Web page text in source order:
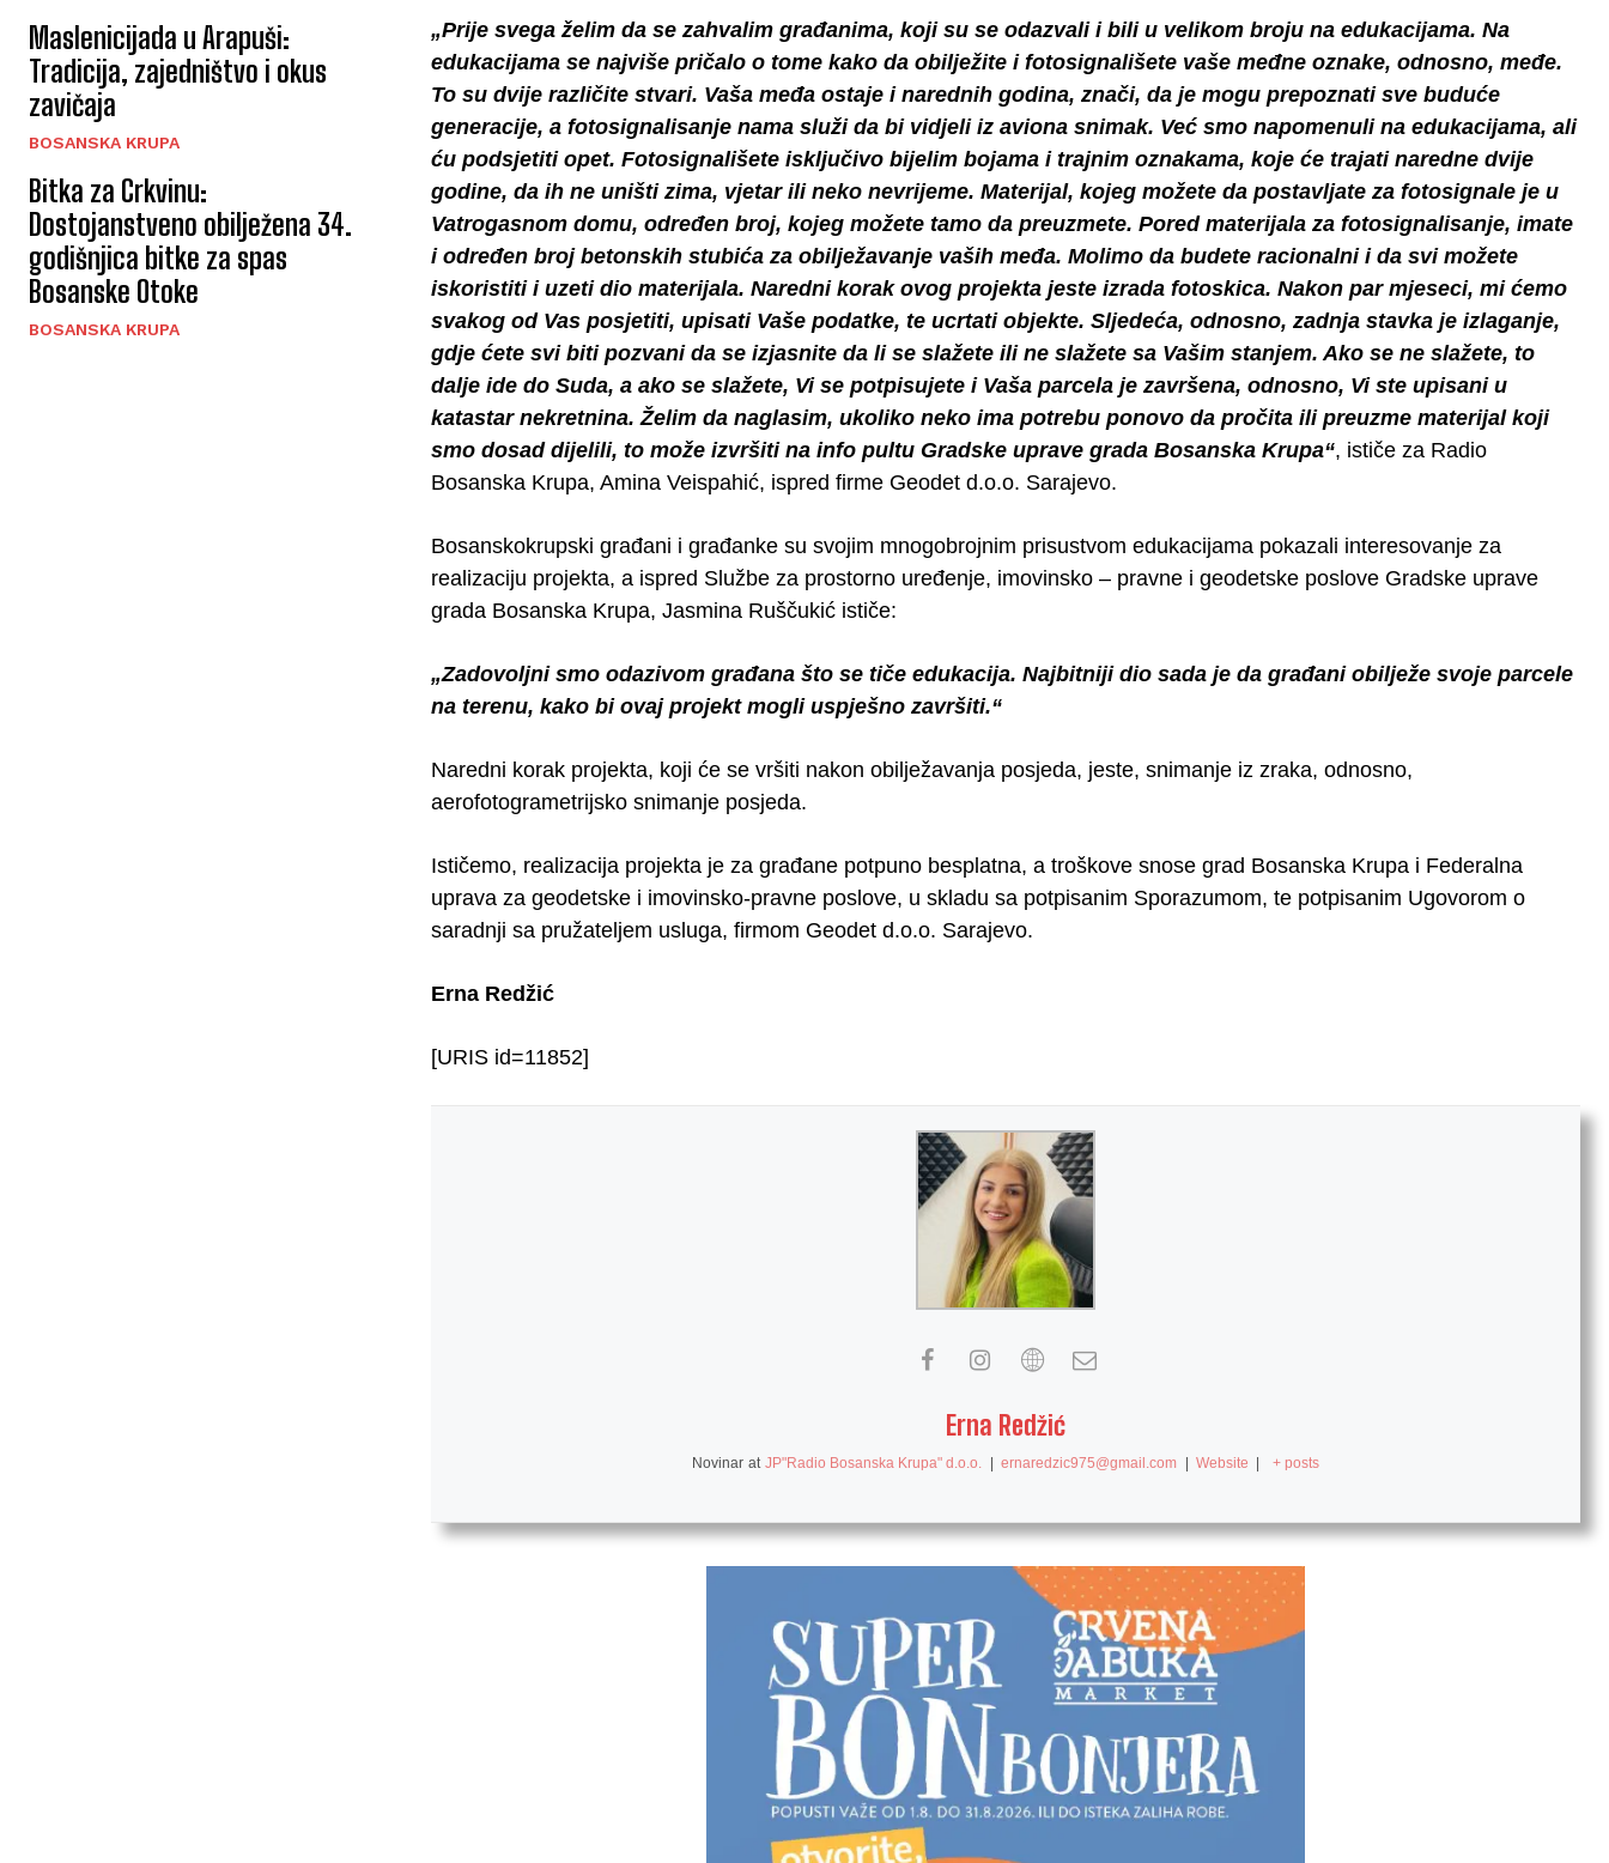
Maslenicijada u Arapuši:
Tradicija, zajedništvo i okus
zavičaja
BOSANSKA KRUPA
Bitka za Crkvinu:
Dostojanstveno obilježena 34.
godišnjica bitke za spas
Bosanske Otoke
BOSANSKA KRUPA
„Prije svega želim da se zahvalim građanima, koji su se odazvali i bili u velikom broju na edukacijama. Na
edukacijama se najviše pričalo o tome kako da obilježite i fotosignališete vaše međne oznake, odnosno, međe.
To su dvije različite stvari. Vaša međa ostaje i narednih godina, znači, da je mogu prepoznati sve buduće
generacije, a fotosignalisanje nama služi da bi vidjeli iz aviona snimak. Već smo napomenuli na edukacijama, ali
ću podsjetiti opet. Fotosignališete isključivo bijelim bojama i trajnim oznakama, koje će trajati naredne dvije
godine, da ih ne uništi zima, vjetar ili neko nevrijeme. Materijal, kojeg možete da postavljate za fotosignale je u
Vatrogasnom domu, određen broj, kojeg možete tamo da preuzmete. Pored materijala za fotosignalisanje, imate
i određen broj betonskih stubića za obilježavanje vaših međa. Molimo da budete racionalni i da svi možete
iskoristiti i uzeti dio materijala. Naredni korak ovog projekta jeste izrada fotoskica. Nakon par mjeseci, mi ćemo
svakog od Vas posjetiti, upisati Vaše podatke, te ucrtati objekte. Sljedeća, odnosno, zadnja stavka je izlaganje,
gdje ćete svi biti pozvani da se izjasnite da li se slažete ili ne slažete sa Vašim stanjem. Ako se ne slažete, to
dalje ide do Suda, a ako se slažete, Vi se potpisujete i Vaša parcela je završena, odnosno, Vi ste upisani u
katastar nekretnina. Želim da naglasim, ukoliko neko ima potrebu ponovo da pročita ili preuzme materijal koji
smo dosad dijelili, to može izvršiti na info pultu Gradske uprave grada Bosanska Krupa“, ističe za Radio
Bosanska Krupa, Amina Veispahić, ispred firme Geodet d.o.o. Sarajevo.
Bosanskokrupski građani i građanke su svojim mnogobrojnim prisustvom edukacijama pokazali interesovanje za
realizaciju projekta, a ispred Službe za prostorno uređenje, imovinsko – pravne i geodetske poslove Gradske uprave
grada Bosanska Krupa, Jasmina Ruščukić ističe:
„Zadovoljni smo odazivom građana što se tiče edukacija. Najbitniji dio sada je da građani obilježe svoje parcele
na terenu, kako bi ovaj projekt mogli uspješno završiti.“
Naredni korak projekta, koji će se vršiti nakon obilježavanja posjeda, jeste, snimanje iz zraka, odnosno,
aerofotogrametrijsko snimanje posjeda.
Ističemo, realizacija projekta je za građane potpuno besplatna, a troškove snose grad Bosanska Krupa i Federalna
uprava za geodetske i imovinsko-pravne poslove, u skladu sa potpisanim Sporazumom, te potpisanim Ugovorom o
saradnji sa pružateljem usluga, firmom Geodet d.o.o. Sarajevo.
Erna Redžić
[URIS id=11852]
Erna Redžić
Novinar at JP"Radio Bosanska Krupa" d.o.o. | ernaredzic975@gmail.com | Website | + posts